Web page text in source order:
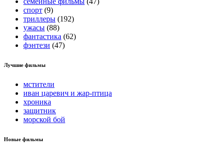
спорт (9)
триллеры (192)
ужасы (88)
фантастика (62)
фэнтези (47)
Лучшие фильмы
мстители
иван царевич и жар-птица
хроника
защитник
морской бой
Новые фильмы